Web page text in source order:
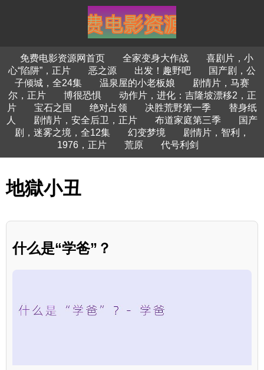
免费电影资源网首页 全家变身大作战
喜剧片，小
心“陷阱”，正片
恶之源 出发！趣野吧
国产剧，公
子倾城，全24集
温泉屋的小老板娘
剧情片，马赛
尔，正片
博很恐惧
动作片，进化：吉隆坡漂移2，正
片
宝石之国 绝对占领 决胜荒野第一季
替身纸
人
剧情片，安全后卫，正片 布道家庭第三季
国产
剧，迷雾之境，全12集
幻变梦境
剧情片，智利，
1976，正片
荒原 代号利剑
地獄小丑
什么是“学爸”？